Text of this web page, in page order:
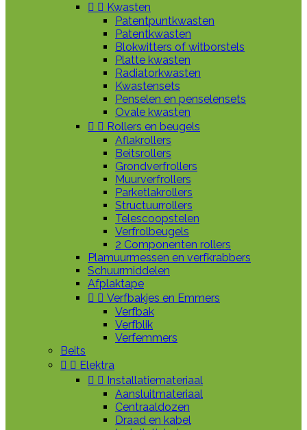
  Kwasten
Patentpuntkwasten
Patentkwasten
Blokwitters of witborstels
Platte kwasten
Radiatorkwasten
Kwastensets
Penselen en penselensets
Ovale kwasten
  Rollers en beugels
Aflakrollers
Beitsrollers
Grondverfrollers
Muurverfrollers
Parketlakrollers
Structuurrollers
Telescoopstelen
Verfrolbeugels
2 Componenten rollers
Plamuurmessen en verfkrabbers
Schuurmiddelen
Afplaktape
  Verfbakjes en Emmers
Verfbak
Verfblik
Verfemmers
Beits
  Elektra
  Installatiemateriaal
Aansluitmateriaal
Centraaldozen
Draad en kabel